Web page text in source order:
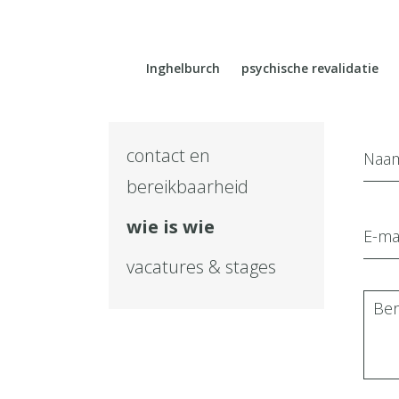
Inghelburch psychische revalidatie
contact en
bereikbaarheid
wie is wie
vacatures & stages